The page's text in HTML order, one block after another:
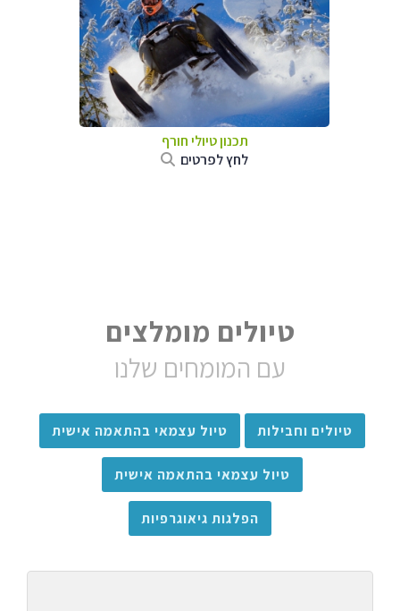
תכנון טיולי חורף
לחץ לפרטים
טיולים מומלצים
עם המומחים שלנו
טיולים וחבילות טיול עצמאי בהתאמה אישית
טיול עצמאי בהתאמה אישית
הפלגות גיאוגרפיות